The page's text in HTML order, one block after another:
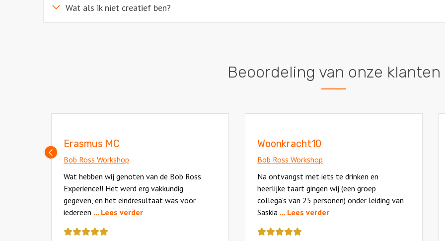
Wat als ik niet creatief ben?
Beoordeling van onze klanten
Vorige
slide
Erasmus MC
Bob Ross Workshop
Wat hebben wij genoten van de Bob Ross
Experience!! Het werd erg vakkundig
gegeven, en het eindresultaat was voor
iedereen ... Lees verder
review
Woonkracht10
Bob Ross Workshop
Na ontvangst met iets te drinken en
heerlijke taart gingen wij (een groep
collega's van 25 personen) onder leiding van
Saskia ... Lees verder
review